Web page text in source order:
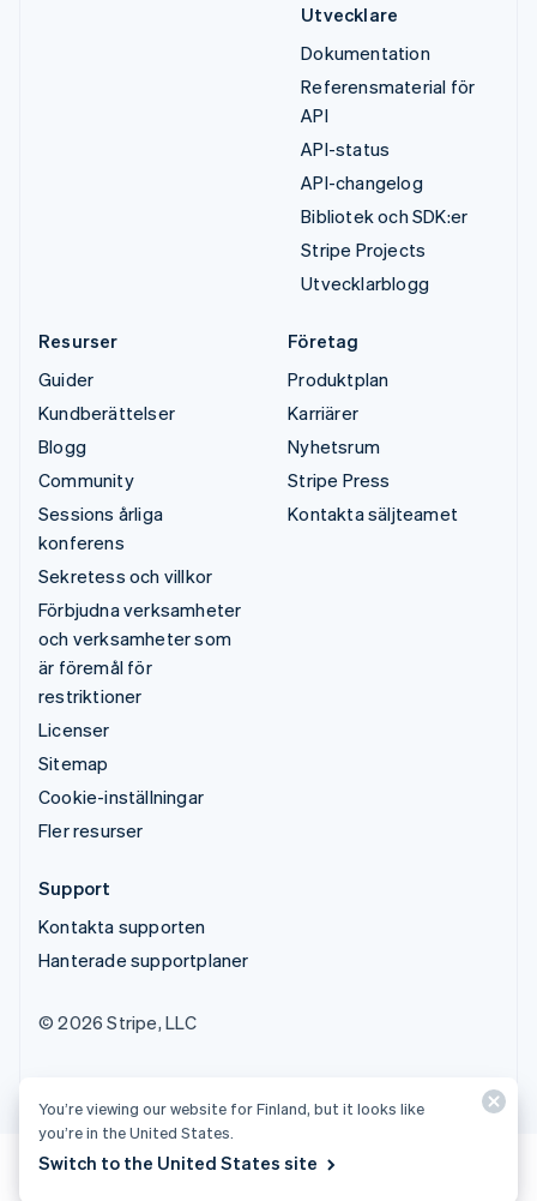
Utvecklare
Dokumentation
Referensmaterial för
API
API-status
API-changelog
Bibliotek och SDK:er
Stripe Projects
Utvecklarblogg
Resurser
Guider
Kundberättelser
Blogg
Community
Sessions årliga
konferens
Sekretess och villkor
Förbjudna verksamheter
och verksamheter som
är föremål för
restriktioner
Licenser
Sitemap
Cookie-inställningar
Fler resurser
Företag
Produktplan
Karriärer
Nyhetsrum
Stripe Press
Kontakta säljteamet
Support
Kontakta supporten
Hanterade supportplaner
© 2026 Stripe, LLC
You’re viewing our website for Finland, but it looks like
you’re in the United States.
Switch to the United States site